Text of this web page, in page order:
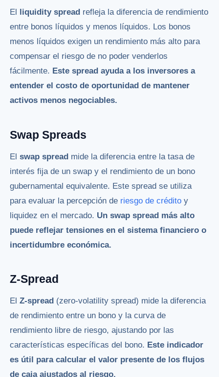
El liquidity spread refleja la diferencia de rendimiento
entre bonos líquidos y menos líquidos. Los bonos
menos líquidos exigen un rendimiento más alto para
compensar el riesgo de no poder venderlos
fácilmente. Este spread ayuda a los inversores a
entender el costo de oportunidad de mantener
activos menos negociables.
Swap Spreads
El swap spread mide la diferencia entre la tasa de
interés fija de un swap y el rendimiento de un bono
gubernamental equivalente. Este spread se utiliza
para evaluar la percepción de riesgo de crédito y
liquidez en el mercado. Un swap spread más alto
puede reflejar tensiones en el sistema financiero o
incertidumbre económica.
Z-Spread
El Z-spread (zero-volatility spread) mide la diferencia
de rendimiento entre un bono y la curva de
rendimiento libre de riesgo, ajustando por las
características específicas del bono. Este indicador
es útil para calcular el valor presente de los flujos
de caja ajustados al riesgo.